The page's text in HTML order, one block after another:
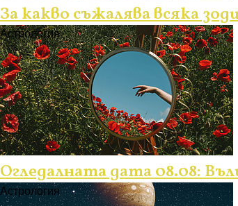
За какво съжалява всяка
Астрология
Огледалната дата 08.08:
Астрология